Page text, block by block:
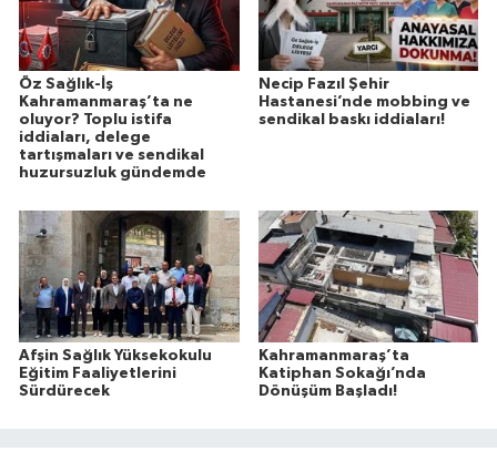
Öz Sağlık-İş
Kahramanmaraş’ta ne
oluyor? Toplu istifa
iddiaları, delege
tartışmaları ve sendikal
huzursuzluk gündemde
Necip Fazıl Şehir
Hastanesi’nde mobbing ve
sendikal baskı iddiaları!
Afşin Sağlık Yüksekokulu
Eğitim Faaliyetlerini
Sürdürecek
Kahramanmaraş’ta
Katiphan Sokağı’nda
Dönüşüm Başladı!